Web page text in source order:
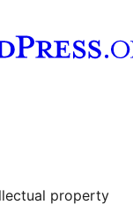
property